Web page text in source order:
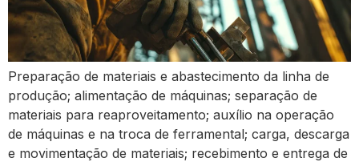
Preparação de materiais e abastecimento da linha de
produção; alimentação de máquinas; separação de
materiais para reaproveitamento; auxílio na operação
de máquinas e na troca de ferramental; carga, descarga
e movimentação de materiais; recebimento e entrega de